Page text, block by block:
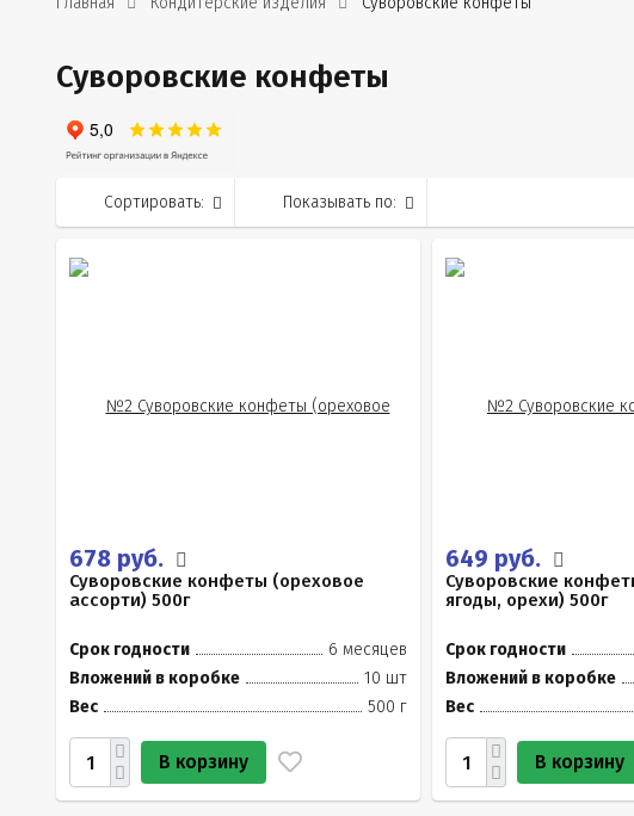
Суворовские конфеты
Сортировать: Показывать по:
678 руб.
Суворовские конфеты (ореховое
ассорти) 500г
Срок годности
6 месяцев
Вложений в коробке
10 шт
Вес
500 г
В корзину
649 руб.
Суворовские
ягоды, орехи) 500г
Срок годности
Вложений в коробке
Вес
В корзину